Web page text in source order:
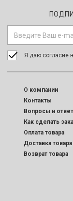
Я даю согласие
O компании
Контакты
Вопросы и
Как сделать
Оплата товара
Доставка товара
Возврат товара